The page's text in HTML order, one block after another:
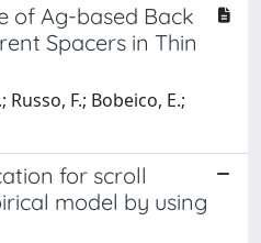
of Ag-based Back
Spacers in Thin
F.; Bobeico, E.;
for scroll
model by using